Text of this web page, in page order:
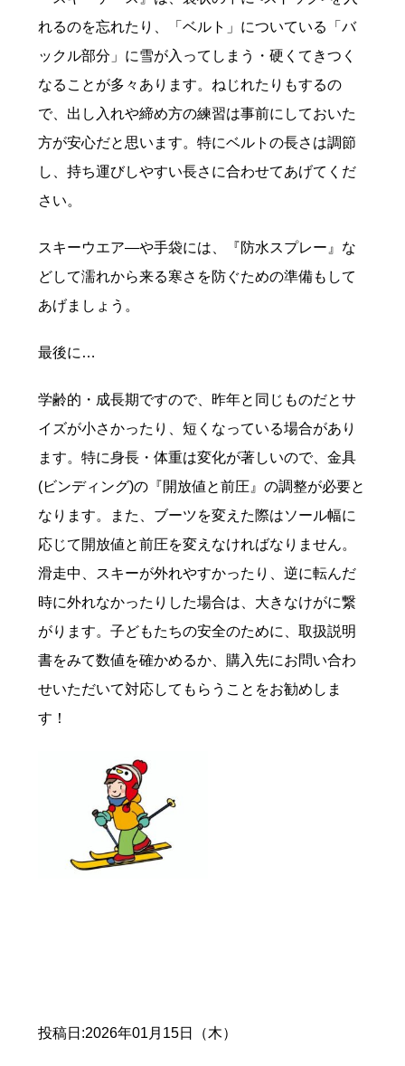
れるのを忘れたり、「ベルト」についている「バ
ックル部分」に雪が入ってしまう・硬くてきつく
なることが多々あります。ねじれたりもするの
で、出し入れや締め方の練習は事前にしておいた
方が安心だと思います。特にベルトの長さは調節
し、持ち運びしやすい長さに合わせてあげてくだ
さい。
スキーウエア―や手袋には、『防水スプレー』な
どして濡れから来る寒さを防ぐための準備もして
あげましょう。
最後に…
学齢的・成長期ですので、昨年と同じものだとサ
イズが小さかったり、短くなっている場合があり
ます。特に身長・体重は変化が著しいので、金具
(ビンディング)の『開放値と前圧』の調整が必要と
なります。また、ブーツを変えた際はソール幅に
応じて開放値と前圧を変えなければなりません。
滑走中、スキーが外れやすかったり、逆に転んだ
時に外れなかったりした場合は、大きなけがに繋
がります。子どもたちの安全のために、取扱説明
書をみて数値を確かめるか、購入先にお問い合わ
せいただいて対応してもらうことをお勧めしま
す！
投稿日:2026年01月15日（木）